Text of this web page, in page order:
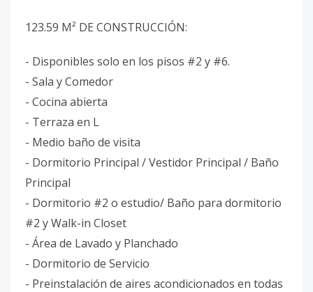
123.59 M² DE CONSTRUCCIÓN:
- Disponibles solo en los pisos #2 y #6.
- Sala y Comedor
- Cocina abierta
- Terraza en L
- Medio baño de visita
- Dormitorio Principal / Vestidor Principal / Baño
Principal
- Dormitorio #2 o estudio/ Baño para dormitorio
#2 y Walk-in Closet
- Área de Lavado y Planchado
- Dormitorio de Servicio
- Preinstalación de aires acondicionados en todas